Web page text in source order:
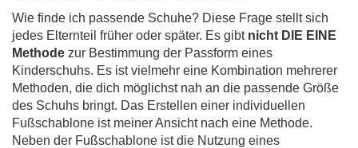
Wie finde ich passende Schuhe? Diese Frage stellt sich
jedes Elternteil früher oder später. Es gibt nicht DIE EINE
Methode zur Bestimmung der Passform eines
Kinderschuhs. Es ist vielmehr eine Kombination mehrerer
Methoden, die dich möglichst nah an die passende Größe
des Schuhs bringt. Das Erstellen einer individuellen
Fußschablone ist meiner Ansicht nach eine Methode.
Neben der Fußschablone ist die Nutzung eines